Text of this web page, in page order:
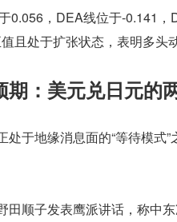
0.056，DEA线位于-0.141
且处于扩张状态，表明多头
：美元兑日元的
处于地缘消息面的“等待模
田顺子发表鹰派讲话，称中